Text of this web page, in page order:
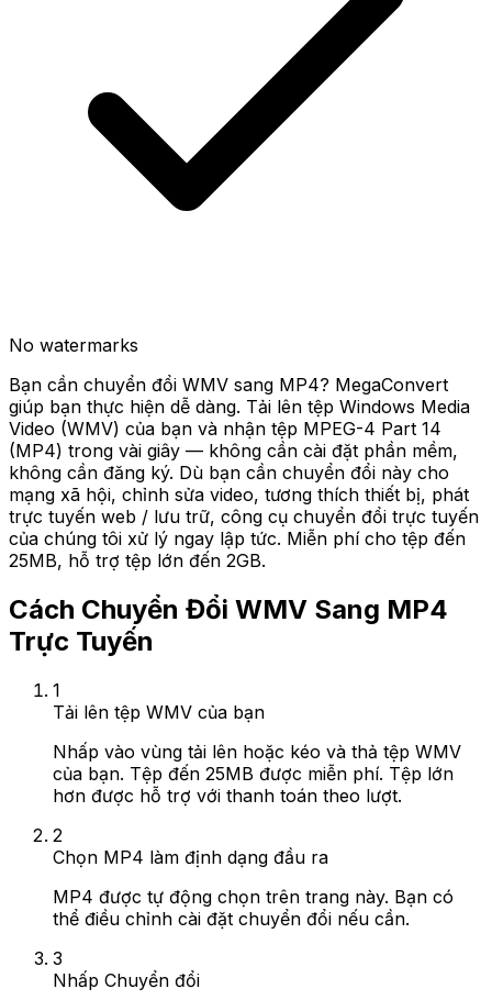
No watermarks
Bạn cần chuyển đổi WMV sang MP4? MegaConvert
giúp bạn thực hiện dễ dàng. Tải lên tệp Windows Media
Video (WMV) của bạn và nhận tệp MPEG-4 Part 14
(MP4) trong vài giây — không cần cài đặt phần mềm,
không cần đăng ký. Dù bạn cần chuyển đổi này cho
mạng xã hội, chỉnh sửa video, tương thích thiết bị, phát
trực tuyến web / lưu trữ, công cụ chuyển đổi trực tuyến
của chúng tôi xử lý ngay lập tức. Miễn phí cho tệp đến
25MB, hỗ trợ tệp lớn đến 2GB.
Cách Chuyển Đổi WMV Sang MP4
Trực Tuyến
1
Tải lên tệp WMV của bạn
Nhấp vào vùng tải lên hoặc kéo và thả tệp WMV
của bạn. Tệp đến 25MB được miễn phí. Tệp lớn
hơn được hỗ trợ với thanh toán theo lượt.
2
Chọn MP4 làm định dạng đầu ra
MP4 được tự động chọn trên trang này. Bạn có
thể điều chỉnh cài đặt chuyển đổi nếu cần.
3
Nhấp Chuyển đổi